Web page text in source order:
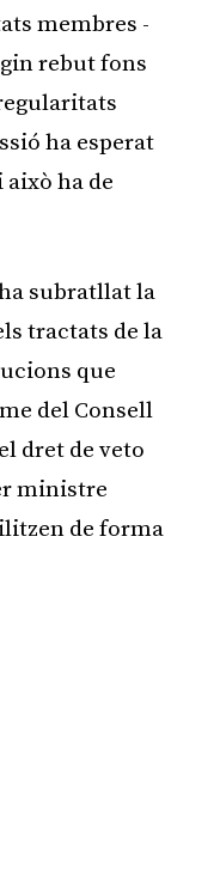
membres -
rebut fons
ha esperat
això ha de
subratllat la
tractats de la
que
del Consell
dret de veto
ministre
de forma